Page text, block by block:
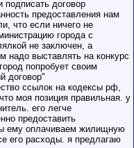
договор
предоставления нам
что если ничего не
города с
не заключен, а
надо выставлять на конкурс
попробует своим
договор"
ссылок на кодексы рф,
моя позиция правильная. у
его легче
предоставить
ему оплачиваем жилищную
его расходы. я предлагаю